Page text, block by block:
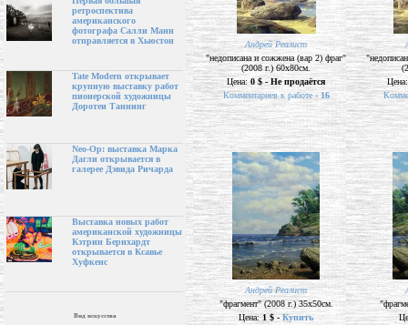
ретроспектива
американского
фотографа Салли Манн
отправляется в Хьюстон
Tate Modern открывает
крупную выставку работ
пионерской художницы
Доротеи Таннинг
Neo-Op: выставка Марка
Дагли открывается в
галерее Дэвида Ричарда
Выставка новых работ
американской художницы
Кэтрин Бернхардт
открывается в Ксавье
Хуфкенс
Вид искусства
Андрей Реалист
"недописана и сожжена (вар 2) фраг"
(2008 г.) 60х80см.
Цена:0 $ - Не продаётся
Комментариев к работе -16
Андрей Реалист
"фрагмент" (2008 г.) 35х50см.
Цена:1 $ -Купить